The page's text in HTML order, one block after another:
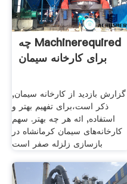
چه Machinerequired
برای کارخانه سیمان
گزارش بازدید از کارخانه سیمان,
ذکر است،برای تفهیم بهتر و
استفاده, ائه هر چه بهتر. سهم
کارخانه‌های سیمان کرمانشاه در
بازسازی زلزله صفر است